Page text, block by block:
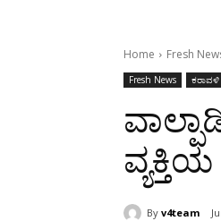
Home Fresh
Fresh News ಕರಾವಳಿ
By v4team